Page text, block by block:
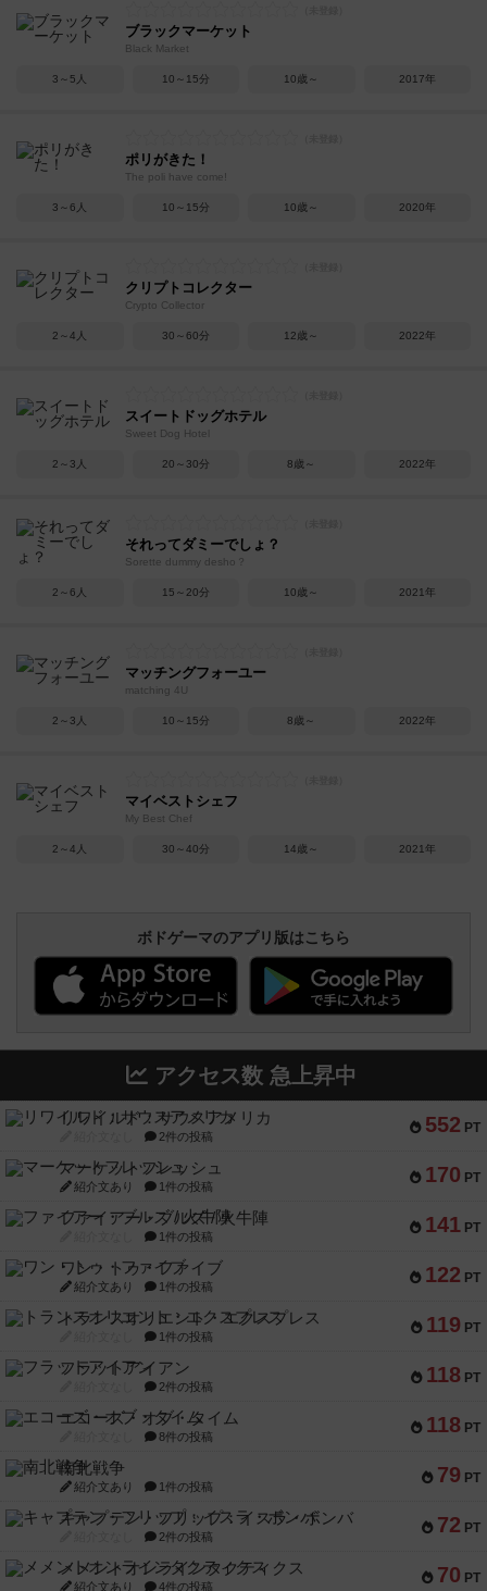
ブラックマーケット
Black Market
3～5人 10～15分 10歳～ 2017年
ポリがきた！
The poli have come!
3～6人 10～15分 10歳～ 2020年
クリプトコレクター
Crypto Collector
2～4人 30～60分 12歳～ 2022年
スイートドッグホテル
Sweet Dog Hotel
2～3人 20～30分 8歳～ 2022年
それってダミーでしょ？
Sorette dummy desho？
2～6人 15～20分 10歳～ 2021年
マッチングフォーユー
matching 4U
2～3人 10～15分 8歳～ 2022年
マイベストシェフ
My Best Chef
2～4人 30～40分 14歳～ 2021年
ボドゲーマのアプリ版はこちら
アクセス数 急上昇中
552 PT
リワイルド：サウスアメリカ
2件の投稿
170 PT
マーケットフレッシュ
紹介文あり 1件の投稿
141 PT
ファイアー・ブルズ / 火牛陣
1件の投稿
122 PT
ワン・トゥ・ファイブ
紹介文あり 1件の投稿
119 PT
トランスオリエント・エクスプレス
1件の投稿
118 PT
フラットアイアン
2件の投稿
118 PT
エコーズ・オブ・タイム
8件の投稿
79 PT
南北戦争
紹介文あり 1件の投稿
72 PT
キャプテン・フリップ：イスラ・ボンバ
2件の投稿
70 PT
メメントオンラインタクティクス
紹介文あり 4件の投稿